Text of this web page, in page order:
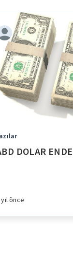
DOLAR
önce